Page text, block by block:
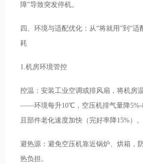
障”导致突发停机。
四、环境与适配优化：从“将就用”到“适
耗
1.机房环境管控
控温：安装工业空调或排风扇，将机房
——环境每升10℃，空压机排气量降5%-
且部件老化速度加快（完好率降15%）。
避热源：避免空压机靠近锅炉、烘箱，
热负担。